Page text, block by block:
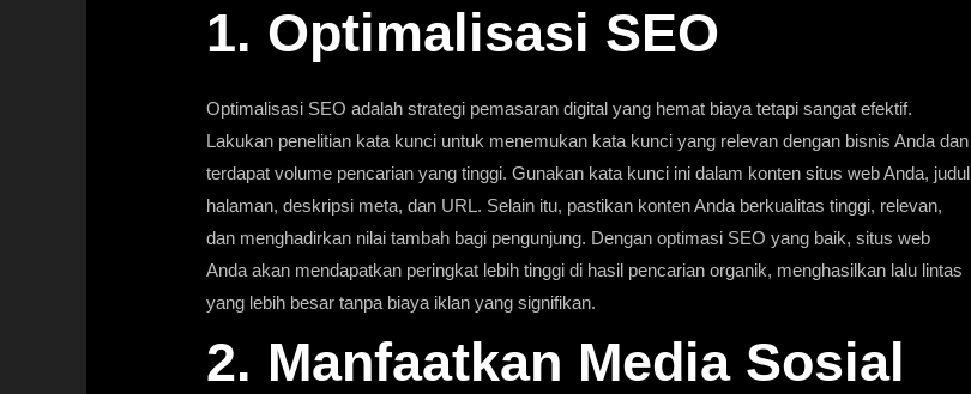
1. Optimalisasi SEO
Optimalisasi SEO adalah strategi pemasaran digital yang hemat biaya tetapi sangat efektif.
Lakukan penelitian kata kunci untuk menemukan kata kunci yang relevan dengan bisnis Anda dan
terdapat volume pencarian yang tinggi. Gunakan kata kunci ini dalam konten situs web Anda, judul
halaman, deskripsi meta, dan URL. Selain itu, pastikan konten Anda berkualitas tinggi, relevan,
dan menghadirkan nilai tambah bagi pengunjung. Dengan optimasi SEO yang baik, situs web
Anda akan mendapatkan peringkat lebih tinggi di hasil pencarian organik, menghasilkan lalu lintas
yang lebih besar tanpa biaya iklan yang signifikan.
2. Manfaatkan Media Sosial